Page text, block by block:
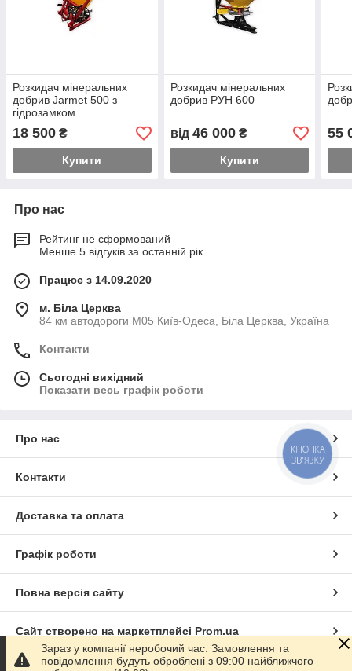
Розкидач мінеральних
добрив Jarmet 500 з
гідрозамком
18 500 ₴
Купити
Розкидач мінеральних
добрив РУН 600
від 46 000₴
Купити
55
Про нас
Рейтинг не сформований
Менше 5 відгуків за останній рік
Працює з 14.09.2020
м. Біла Церква
84 км автодороги М05 Київ-Одеса, Біла Церква, Україна
Контакти
Сьогодні вихідний
Показати весь графік роботи
Про нас
Контакти
Доставка та оплата
Графік роботи
Повна версія сайту
Сайт створено на маркетплейсі Prom.ua
Зараз у компанії неробочий час. Замовлення та
повідомлення будуть оброблені з 09:00 найближчого
КНОПКА
ЗВ'ЯЗКУ